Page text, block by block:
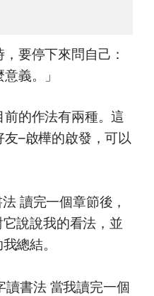
要停下來問自己：
義。」
的作法有兩種。這
–啟樺的啟發，可以
讀完一個章節後，
說說我的看法，並
總結。
讀書法 當我讀完一個